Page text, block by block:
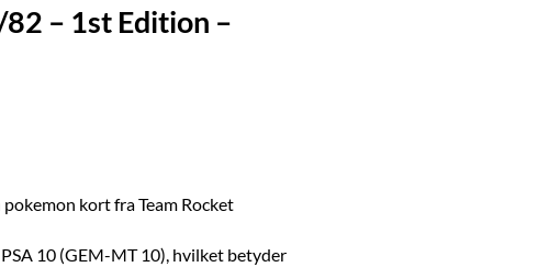
– 1st Edition –
kort fra Team Rocket
10 (GEM-MT 10), hvilket betyder